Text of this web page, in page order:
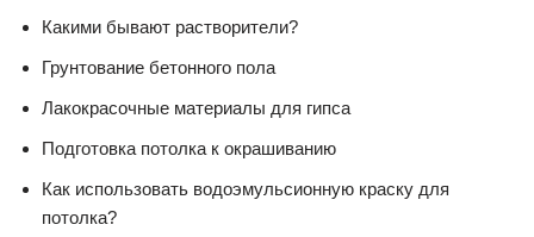
Какими бывают растворители?
Грунтование бетонного пола
Лакокрасочные материалы для гипса
Подготовка потолка к окрашиванию
Как использовать водоэмульсионную краску для
потолка?